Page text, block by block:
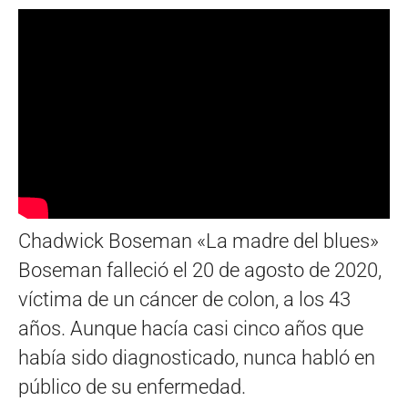
Chadwick Boseman «La madre del blues»
Boseman falleció el 20 de agosto de 2020,
víctima de un cáncer de colon, a los 43
años. Aunque hacía casi cinco años que
había sido diagnosticado, nunca habló en
público de su enfermedad.